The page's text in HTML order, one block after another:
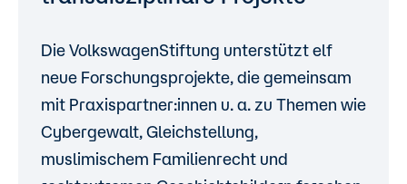
Die VolkswagenStiftung unterstützt elf
neue Forschungsprojekte, die gemeinsam
mit Praxispartner:innen u. a. zu Themen wie
Cybergewalt, Gleichstellung,
muslimischem Familienrecht und